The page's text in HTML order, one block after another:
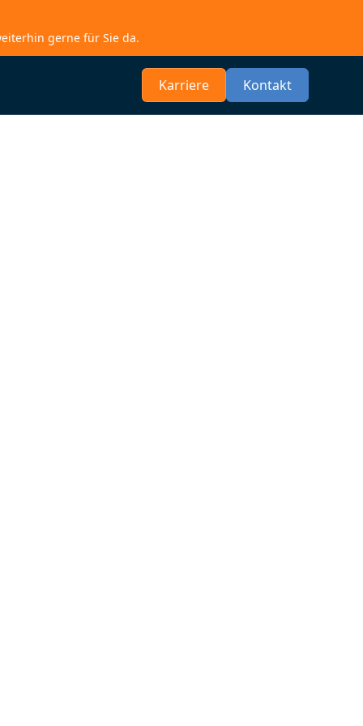
gerne für Sie da.
Karriere Kontakt